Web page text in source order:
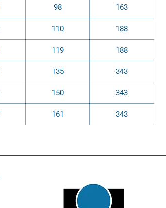
98 163
110 188
119 188
135 343
150 343
161 343